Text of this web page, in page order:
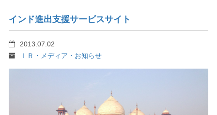
インド進出支援サービスサイト
2013.07.02
ＩＲ・メディア・お知らせ